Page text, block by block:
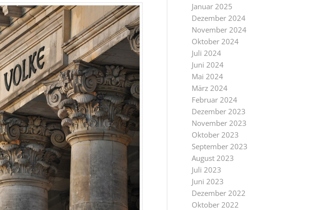
Januar 2025
Dezember 2024
November 2024
Oktober 2024
Juli 2024
Juni 2024
Mai 2024
März 2024
Februar 2024
Dezember 2023
November 2023
Oktober 2023
September 2023
August 2023
Juli 2023
Juni 2023
Dezember 2022
Oktober 2022